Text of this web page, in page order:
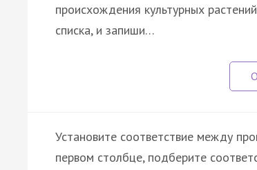
происхождения культурных
списка, и запиши…
Установите соответствие между
первом столбце, подберите